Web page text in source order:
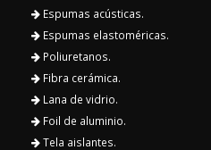
Espumas acústicas.
Espumas elastoméricas.
Poliuretanos.
Fibra cerámica.
Lana de vidrio.
Foil de aluminio.
Tela aislantes.